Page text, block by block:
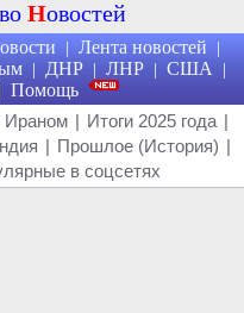
Новостей
| Лента новостей |
| ДНР | ЛНР | США |
Помощь
| Итоги 2025 года |
| Прошлое (История) |
в соцсетях